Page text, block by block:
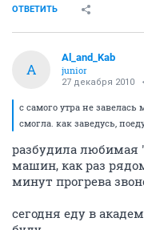
ОТВЕТИТЬ
A
Al_and_Kab
junior
27 декабря 2010
с самого утра не
смогла. как заведусь,
разбудила любимая
машин, как раз
минут прогрева
сегодня еду в